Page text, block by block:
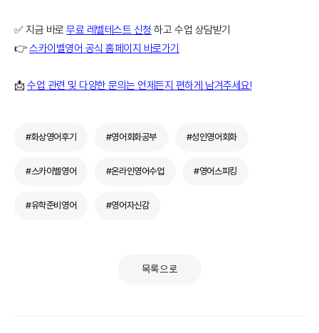
✅ 지금 바로무료 레벨테스트 신청 하고 수업 상담받기
👉스카이벨영어 공식 홈페이지 바로가기
📩수업 관련 및 다양한 문의는 언제든지 편하게 남겨주세요!
#화상영어후기 #영어회화공부 #성인영어회화
#스카이벨영어 #온라인영어수업 #영어스피킹
#유학준비영어 #영어자신감
목록으로